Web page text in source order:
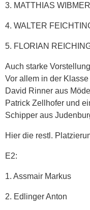
3. MATTHIAS
4. WALTER
5. FLORIAN
Auch starke
Vor allem in der
David Rinner aus
Patrick Zellhofer und
Schipper aus
Hier die restl.
E2:
1. Assmair Markus
2. Edlinger Anton